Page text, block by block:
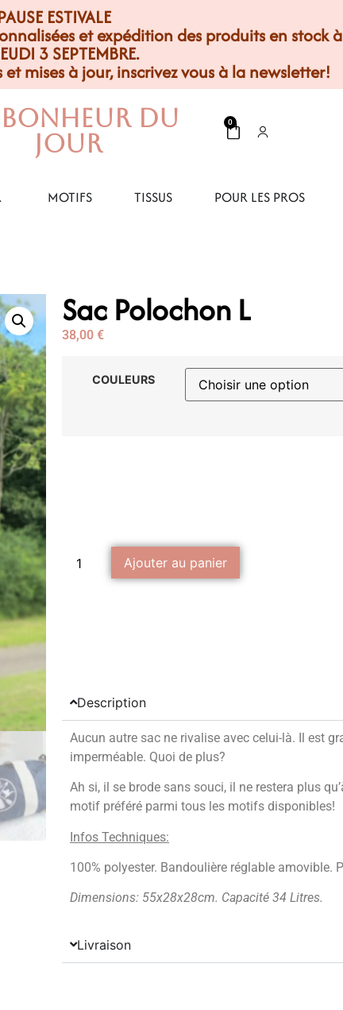
ESTIVALE
et expédition des produits en stock
3 SEPTEMBRE.
mises à jour, inscrivez vous à la newsletter!
Du
Jour
0
MOTIFS TISSUS POUR LES PROS
Sac Polochon L
38,00 €
COULEURS
Ajouter au panier
Description
Aucun autre sac ne rivalise avec celui-là. Il est
imperméable. Quoi de plus?
Ah si, il se brode sans souci, il ne restera plus
motif préféré parmi tous les motifs disponibles!
Infos Techniques:
100% polyester. Bandoulière réglable amovible.
Dimensions: 55x28x28cm. Capacité 34 Litres.
Livraison